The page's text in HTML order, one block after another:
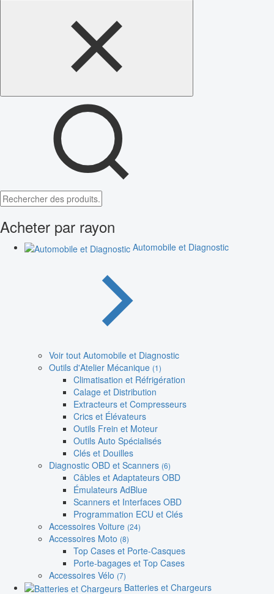
Acheter par rayon
Automobile et Diagnostic
Voir tout Automobile et Diagnostic
Outils d'Atelier Mécanique (1)
Climatisation et Réfrigération
Calage et Distribution
Extracteurs et Compresseurs
Crics et Élévateurs
Outils Frein et Moteur
Outils Auto Spécialisés
Clés et Douilles
Diagnostic OBD et Scanners (6)
Câbles et Adaptateurs OBD
Émulateurs AdBlue
Scanners et Interfaces OBD
Programmation ECU et Clés
Accessoires Voiture (24)
Accessoires Moto (8)
Top Cases et Porte-Casques
Porte-bagages et Top Cases
Accessoires Vélo (7)
Batteries et Chargeurs